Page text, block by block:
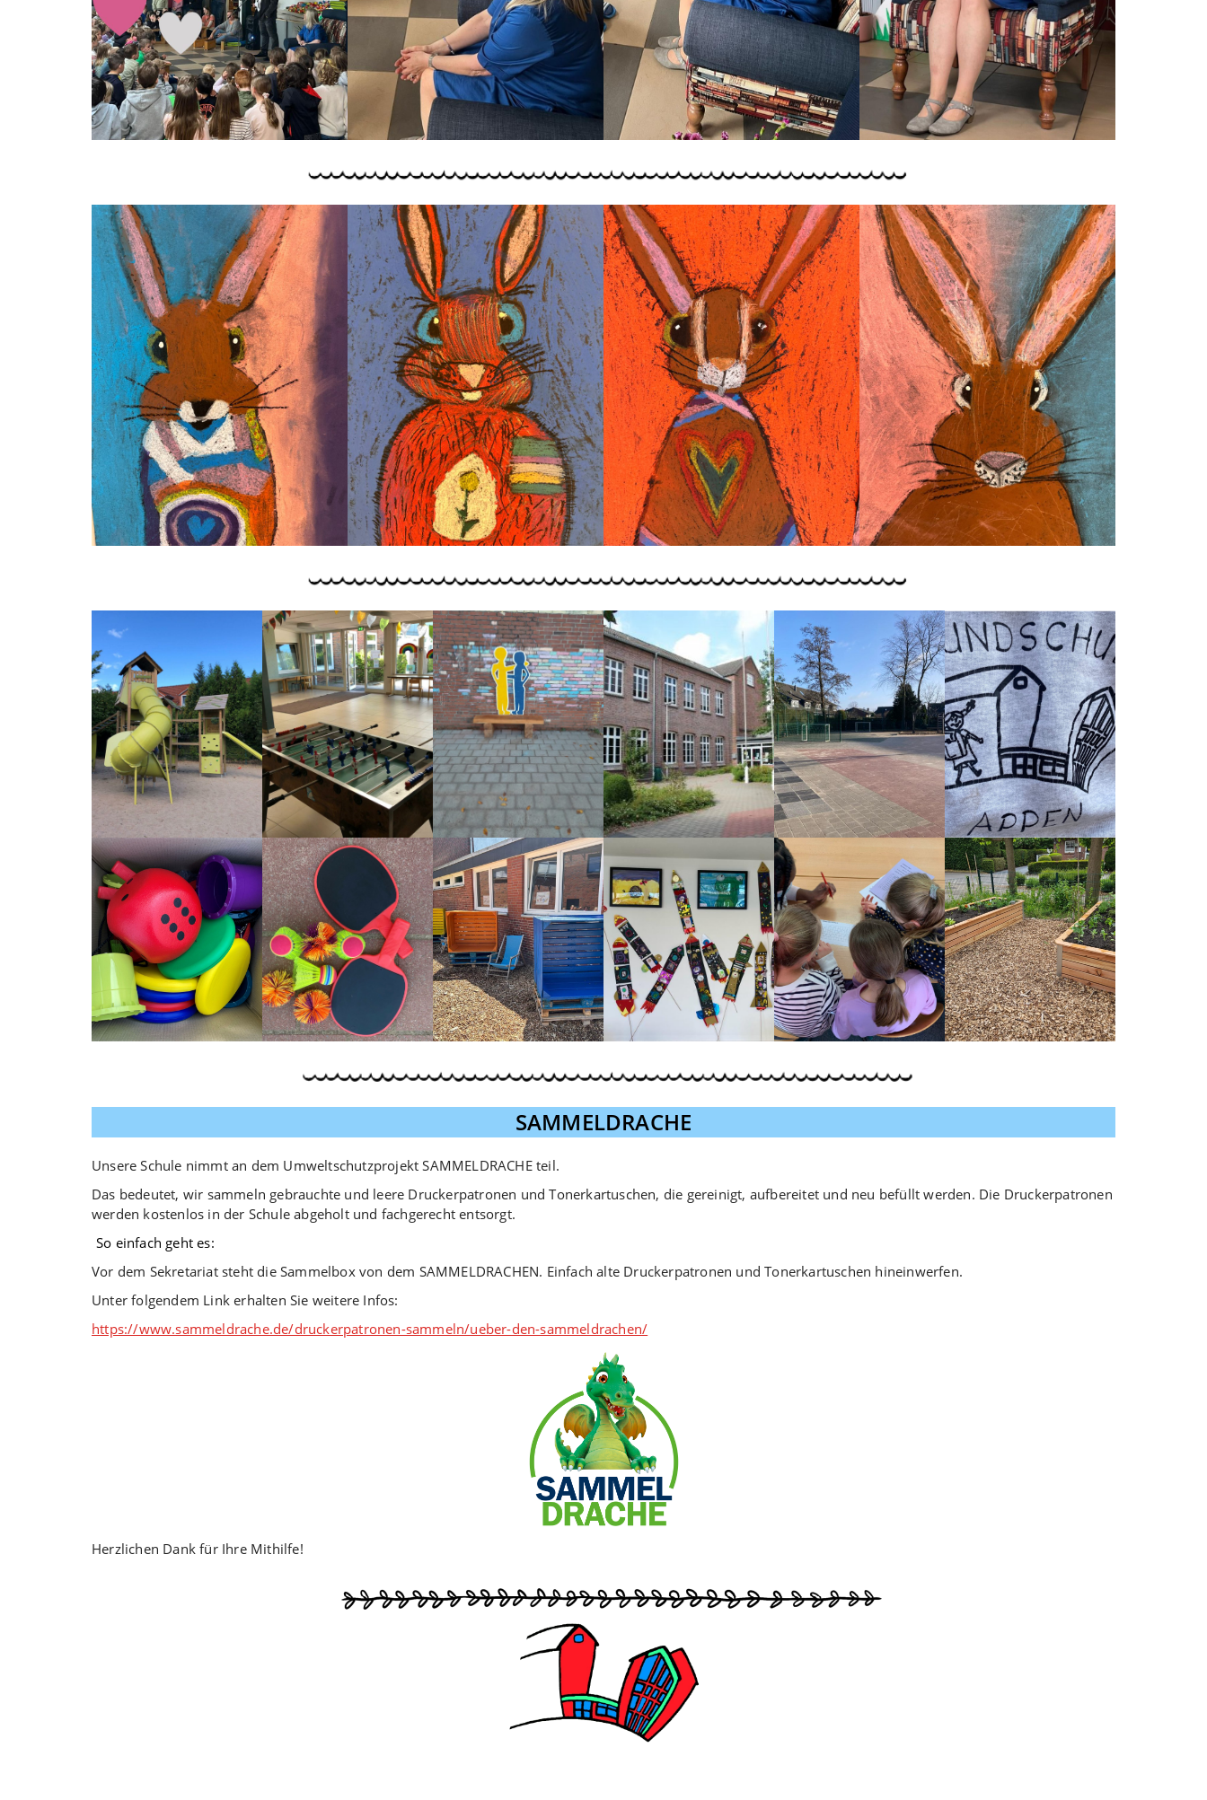
SAMMELDRACHE
Unsere Schule nimmt an dem Umweltschutzprojekt SAMMELDRACHE teil.
Das bedeutet, wir sammeln gebrauchte und leere Druckerpatronen und Tonerkartuschen, die gereinigt, aufbereitet und neu befüllt werden. Die Druckerpatronen
werden kostenlos in der Schule abgeholt und fachgerecht entsorgt.
So einfach geht es:
Vor dem Sekretariat steht die Sammelbox von dem SAMMELDRACHEN. Einfach alte Druckerpatronen und Tonerkartuschen hineinwerfen.
Unter folgendem Link erhalten Sie weitere Infos:
https://www.sammeldrache.de/druckerpatronen-sammeln/ueber-den-sammeldrachen/
Herzlichen Dank für Ihre Mithilfe!